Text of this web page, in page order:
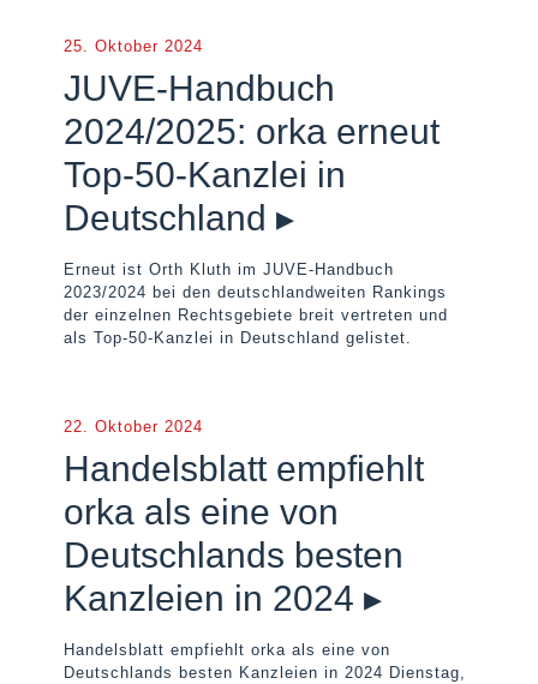
25. Oktober 2024
JUVE-Handbuch
2024/2025: orka erneut
Top-50-Kanzlei in
Deutschland ▸
Erneut ist Orth Kluth im JUVE-Handbuch
2023/2024 bei den deutschlandweiten Rankings
der einzelnen Rechtsgebiete breit vertreten und
als Top-50-Kanzlei in Deutschland gelistet.
22. Oktober 2024
Handelsblatt empfiehlt
orka als eine von
Deutschlands besten
Kanzleien in 2024 ▸
Handelsblatt empfiehlt orka als eine von
Deutschlands besten Kanzleien in 2024 Dienstag,